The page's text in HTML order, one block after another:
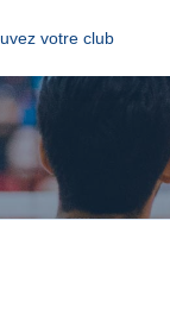
votre club